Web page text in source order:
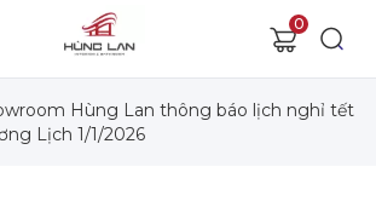
0
Hùng Lan thông báo lịch nghỉ tết
Lịch 1/1/2026